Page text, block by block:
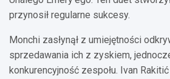
przynosił regularne sukcesy.
Monchi zasłynął z umiejętności
sprzedawania ich z zyskiem,
konkurencyjność zespołu. Ivan